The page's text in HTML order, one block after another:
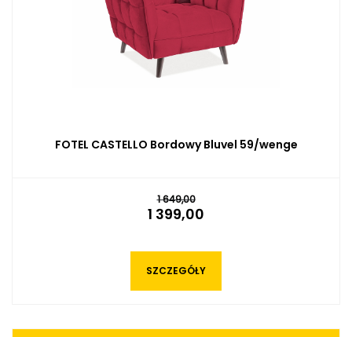
FOTEL CASTELLO Czarny Bluvel 19/wenge
1 649,00
1 399,00
SZCZEGÓŁY